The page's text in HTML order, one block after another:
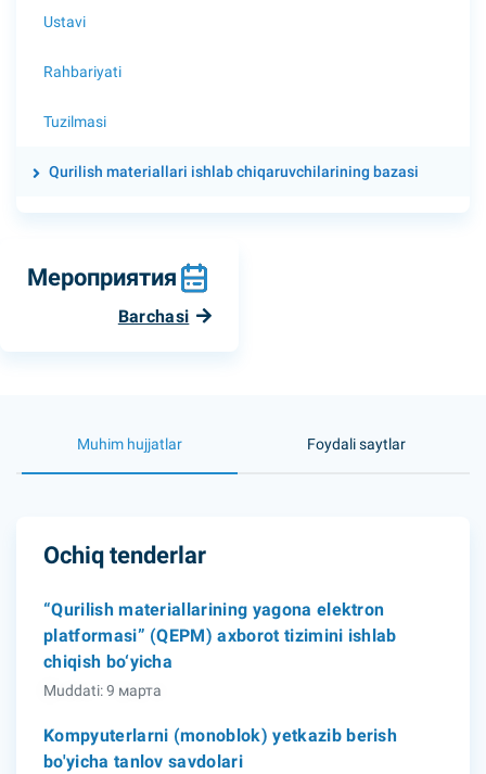
Ustavi
Rahbariyati
Tuzilmasi
Qurilish materiallari ishlab chiqaruvchilarining bazasi
Мероприятия
Barchasi
Muhim hujjatlar Foydali saytlar
Ochiq tenderlar
“Qurilish materiallarining yagona elektron
platformasi” (QEPM) axborot tizimini ishlab
chiqish bo‘yicha
Muddati: 9 марта
Kompyuterlarni (monoblok) yetkazib berish
bo'yicha tanlov savdolari